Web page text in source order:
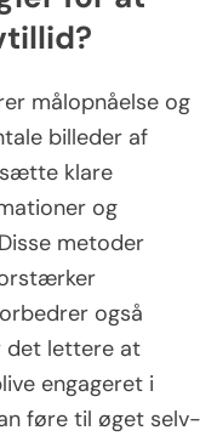
målopnåelse og
billeder af
sætte klare
og
metoder
også
det lettere at
engageret i
føre til øget selv-